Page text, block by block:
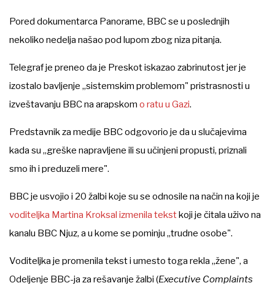
Pored dokumentarca Panorame, BBC se u poslednjih
nekoliko nedelja našao pod lupom zbog niza pitanja.
Telegraf je preneo da je Preskot iskazao zabrinutost jer je
izostalo bavljenje „sistemskim problemom" pristrasnosti u
izveštavanju BBC na arapskom o ratu u Gazi.
Predstavnik za medije BBC odgovorio je da u slučajevima
kada su „greške napravljene ili su učinjeni propusti, priznali
smo ih i preduzeli mere".
BBC je usvojio i 20 žalbi koje su se odnosile na način na koji je
voditeljka Martina Kroksal izmenila tekstkoji je čitala uživo na
kanalu BBC Njuz, a u kome se pominju „trudne osobe".
Voditeljka je promenila tekst i umesto toga rekla „žene", a
Odeljenje BBC-ja za rešavanje žalbi (Executive Complaints